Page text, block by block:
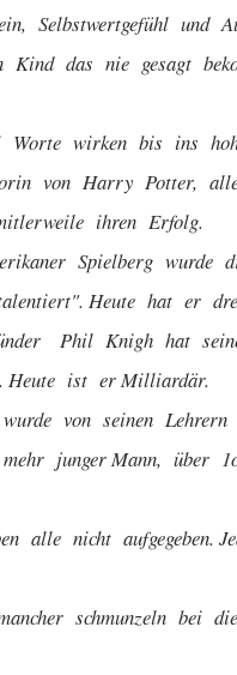
Selbstwertgefühl und
nie gesagt
wirken bis ins hohe
Harry Potter,
ihren Erfolg.
Spielberg wurde drei
Heute hat er
Knigh hat seine
Heute ist er Milliardär.
seinen Lehrern
junger Mann, über
aufgegeben.
bei